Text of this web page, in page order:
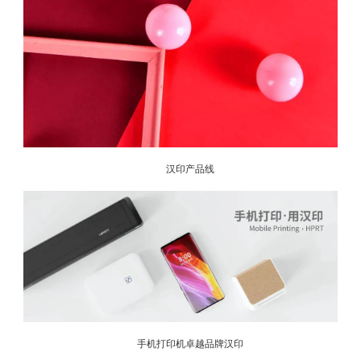
汉印产品线
手机打印机卓越品牌汉印